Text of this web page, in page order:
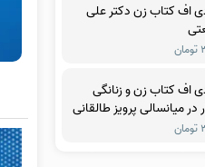
اف کتاب زن دکتر علی
اف کتاب زن و زنانگی
در میانسالی پرویز طالقانی